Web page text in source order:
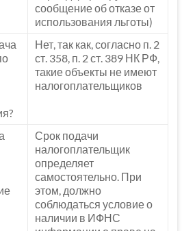
сообщение об отказе от
использования льготы)
Нет, так как, согласно п. 2
ст. 358, п. 2 ст. 389 НК РФ,
такие объекты не имеют
налогоплательщиков
Срок подачи
налогоплательщик
определяет
самостоятельно. При
этом, должно
соблюдаться условие о
наличии в ИФНС